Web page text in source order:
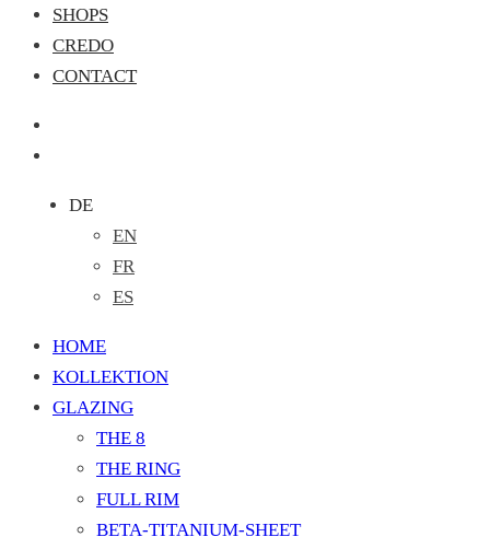
SHOPS
CREDO
CONTACT
DE
EN
FR
ES
HOME
KOLLEKTION
GLAZING
THE 8
THE RING
FULL RIM
BETA-TITANIUM-SHEET